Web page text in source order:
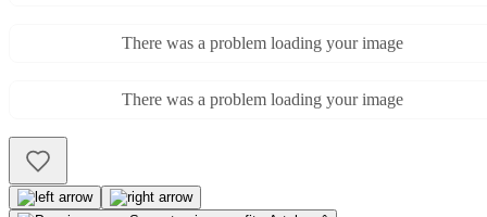
There was a problem loading your image
There was a problem loading your image